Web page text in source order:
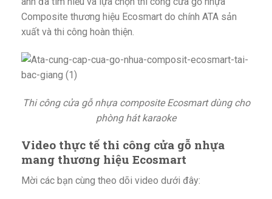
Composite thương hiệu Ecosmart do chính ATA sản
xuất và thi công hoàn thiện.
Thi công cửa gỗ nhựa composite Ecosmart dùng cho
phòng hát karaoke
Video thực tế thi công cửa gỗ nhựa
mang thương hiệu Ecosmart
Mời các bạn cùng theo dõi video dưới đây: